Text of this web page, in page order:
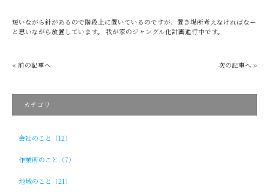
短いながら針があるので階段上に置いているのですが、置き場所考えなければなー
と思いながら放置しています。 我が家のジャングル化計画進行中です。
« 前の記事へ 次の記事へ »
カテゴリ
会社のこと（12）
作業所のこと（7）
地域のこと（21）